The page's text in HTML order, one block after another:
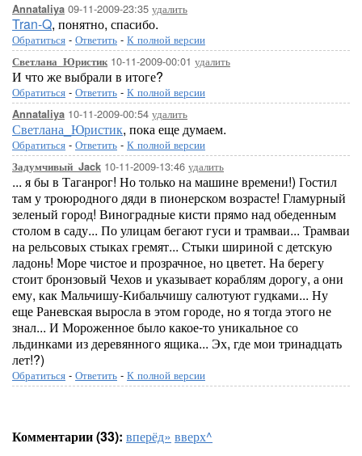
Annataliya 09-11-2009-23:35 удалить
Tran-Q, понятно, спасибо.
Обратиться - Ответить - К полной версии
Светлана_Юристик10-11-2009-00:01 удалить
И что же выбрали в итоге?
Обратиться - Ответить - К полной версии
Annataliya 10-11-2009-00:54 удалить
Светлана_Юристик, пока еще думаем.
Обратиться - Ответить - К полной версии
Задумчивый_Jack 10-11-2009-13:46 удалить
... я бы в Таганрог! Но только на машине времени!) Гостил
там у троюродного дяди в пионерском возрасте! Гламурный
зеленый город! Виноградные кисти прямо над обеденным
столом в саду... По улицам бегают гуси и трамваи... Трамваи
на рельсовых стыках гремят... Стыки шириной с детскую
ладонь! Море чистое и прозрачное, но цветет. На берегу
стоит бронзовый Чехов и указывает кораблям дорогу, а они
ему, как Мальчишу-Кибальчишу салютуют гудками... Ну
еще Раневская выросла в этом городе, но я тогда этого не
знал... И Мороженное было какое-то уникальное со
льдинками из деревянного ящика... Эх, где мои тринадцать
лет!?)
Обратиться - Ответить - К полной версии
Комментарии (33): вперёд» вверх^